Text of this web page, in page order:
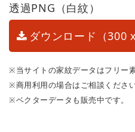
透過PNG（白紋）
ダウンロード（300
※当サイトの家紋データはフリー
※商用利用の場合はご相談ください
※ベクターデータも販売中です。